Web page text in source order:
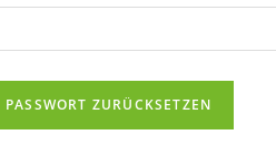
PASSWORT ZURÜCKSETZEN